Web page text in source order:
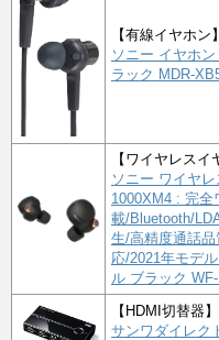
【有線イヤホン】
ソニー イヤホ
ラック MDR-
【ワイヤレスイ
ソニー ワイヤ
1000XM4 : 完全
載/Bluetooth/
生/高精度通話
応/2021年モデ
ル ブラック
【HDMI切替器】
サンワダイレク